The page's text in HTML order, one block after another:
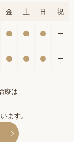
金 土 日 祝
ー
ー
療は
ます。